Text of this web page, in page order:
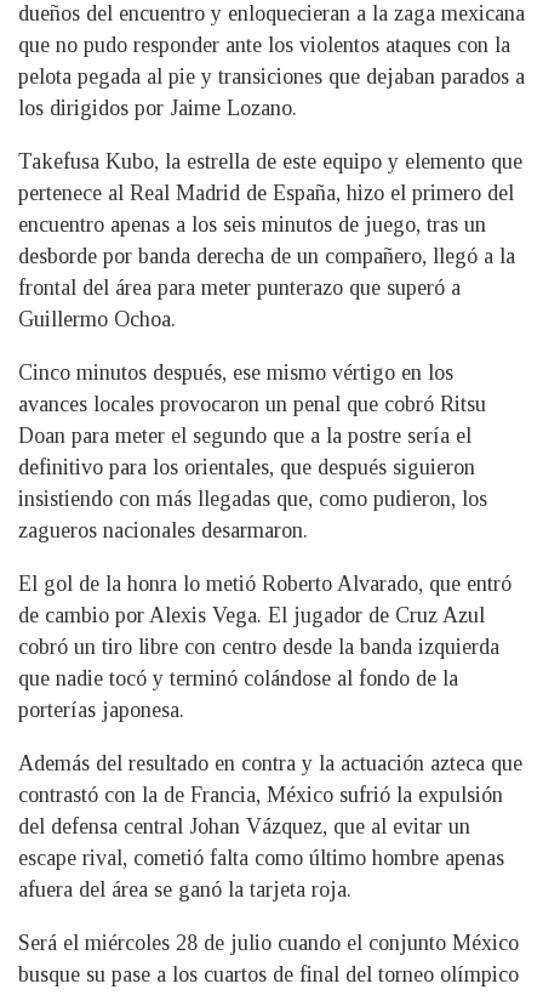
dueños del encuentro y enloquecieran a la zaga mexicana
que no pudo responder ante los violentos ataques con la
pelota pegada al pie y transiciones que dejaban parados a
los dirigidos por Jaime Lozano.
Takefusa Kubo, la estrella de este equipo y elemento que
pertenece al Real Madrid de España, hizo el primero del
encuentro apenas a los seis minutos de juego, tras un
desborde por banda derecha de un compañero, llegó a la
frontal del área para meter punterazo que superó a
Guillermo Ochoa.
Cinco minutos después, ese mismo vértigo en los
avances locales provocaron un penal que cobró Ritsu
Doan para meter el segundo que a la postre sería el
definitivo para los orientales, que después siguieron
insistiendo con más llegadas que, como pudieron, los
zagueros nacionales desarmaron.
El gol de la honra lo metió Roberto Alvarado, que entró
de cambio por Alexis Vega. El jugador de Cruz Azul
cobró un tiro libre con centro desde la banda izquierda
que nadie tocó y terminó colándose al fondo de la
porterías japonesa.
Además del resultado en contra y la actuación azteca que
contrastó con la de Francia, México sufrió la expulsión
del defensa central Johan Vázquez, que al evitar un
escape rival, cometió falta como último hombre apenas
afuera del área se ganó la tarjeta roja.
Será el miércoles 28 de julio cuando el conjunto México
busque su pase a los cuartos de final del torneo olímpico